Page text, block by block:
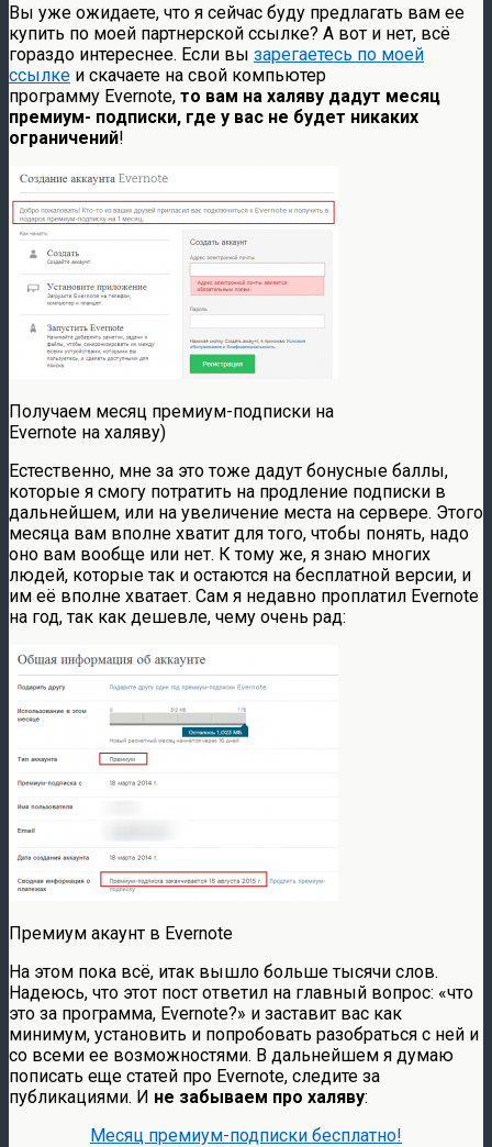
Вы уже ожидаете, что я сейчас буду предлагать вам ее
купить по моей партнерской ссылке? А вот и нет, всё
гораздо интереснее. Если вы зарегаетесь по моей
ссылке и скачаете на свой компьютер
программу Evernote, то вам на халяву дадут месяц
премиум- подписки, где у вас не будет никаких
ограничений!
Получаем месяц премиум-подписки на
Evernote на халяву)
Естественно, мне за это тоже дадут бонусные баллы,
которые я смогу потратить на продление подписки в
дальнейшем, или на увеличение места на сервере. Этого
месяца вам вполне хватит для того, чтобы понять, надо
оно вам вообще или нет. К тому же, я знаю многих
людей, которые так и остаются на бесплатной версии, и
им её вполне хватает. Сам я недавно проплатил Evernote
на год, так как дешевле, чему очень рад:
Премиум акаунт в Evernote
На этом пока всё, итак вышло больше тысячи слов.
Надеюсь, что этот пост ответил на главный вопрос: «что
это за программа, Evernote?» и заставит вас как
минимум, установить и попробовать разобраться с ней и
со всеми ее возможностями. В дальнейшем я думаю
пописать еще статей про Evernote, следите за
публикациями. И не забываем про халяву:
Месяц премиум-подписки бесплатно!